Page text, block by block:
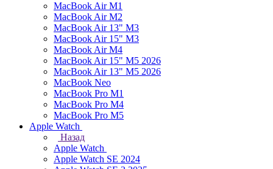
MacBook Air M1
MacBook Air M2
MacBook Air 13" M3
MacBook Air 15" M3
MacBook Air M4
MacBook Air 15" М5 2026
MacBook Air 13" М5 2026
MacBook Neo
MacBook Pro M1
MacBook Pro M4
MacBook Pro M5
Apple Watch
Назад
Apple Watch
Apple Watch SE 2024